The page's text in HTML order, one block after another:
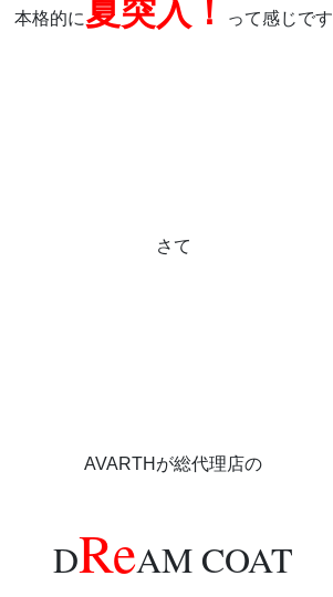
本格的に夏突入！ って感じです
さて
AVARTHが総代理店の
DReAM COAT